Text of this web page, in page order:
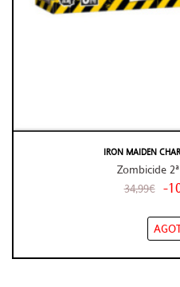
IRON MAIDEN
Zombicide
34,99€ -